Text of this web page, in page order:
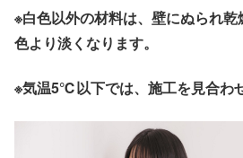
※白色以外の材料は、壁にぬられ
色より淡くなります。
※気温5℃以下では、施工を見合わ